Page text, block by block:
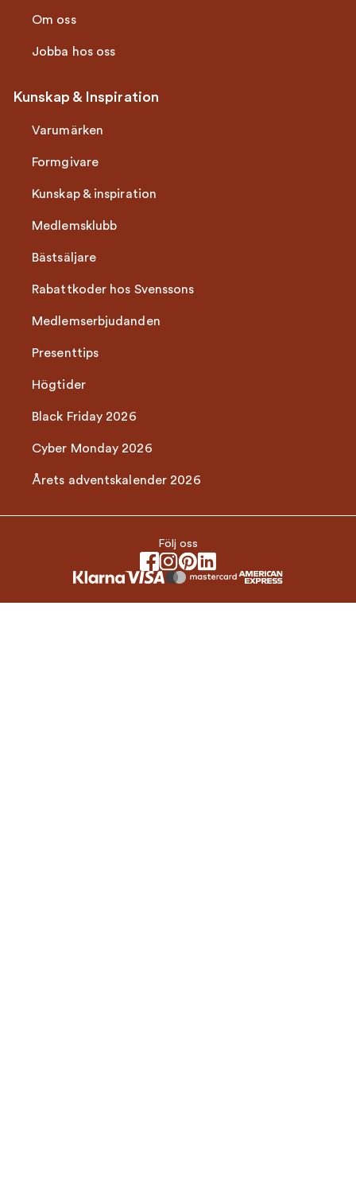
Om oss
Jobba hos oss
Kunskap & Inspiration
Varumärken
Formgivare
Kunskap & inspiration
Medlemsklubb
Bästsäljare
Rabattkoder hos Svenssons
Medlemserbjudanden
Presenttips
Högtider
Black Friday 2026
Cyber Monday 2026
Årets adventskalender 2026
Följ oss